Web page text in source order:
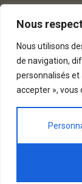
Nous
Nous utilisons
de navigation,
personnalisés et
accepter », vous
Nous
expérience sur
site, nous